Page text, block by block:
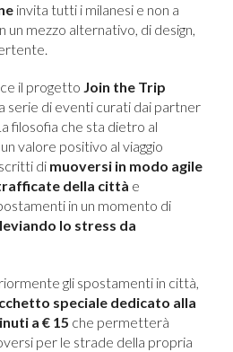
invita tutti i milanesi e non a
un mezzo alternativo, di design,
il progetto Join the Trip
serie di eventi curati dai partner
filosofia che sta dietro al
valore positivo al viaggio
di muoversi in modo agile
della città e
in un momento di
lo stress da
gli spostamenti in città,
speciale dedicato alla
a € 15 che permetterà
per le strade della propria